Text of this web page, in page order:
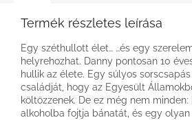
Termék részletes leírása
Egy széthullott élet… …és egy
helyrehozhat. Danny pontosan 10
hullik az élete. Egy súlyos
családját, hogy az Egyesült
költözzenek. De ez még nem minden:
alkoholba fojtja bánatát, és egy